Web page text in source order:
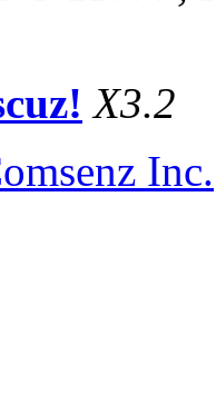
X3.2
Inc.